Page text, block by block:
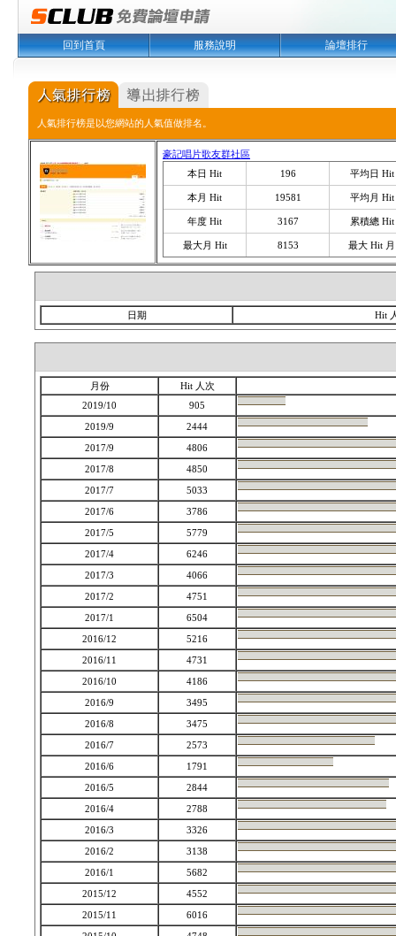
回到首頁 服務說明 論壇排行
人氣排行榜是以您網站的人氣值做排名。
豪記唱片歌友群社區
本日 Hit
196 平均日 Hit
本月 Hit 19581 平均月 Hit
年度 Hit 3167 累積總 Hit
最大月 Hit 8153 最大 Hit 月
日期 Hit
月份
Hit 人次
2019/10
905
2019/9
2444
2017/9
4806
2017/8
4850
2017/7
5033
2017/6
3786
2017/5
5779
2017/4
6246
2017/3
4066
2017/2
4751
2017/1
6504
2016/12
5216
2016/11
4731
2016/10
4186
2016/9
3495
2016/8
3475
2016/7
2573
2016/6
1791
2016/5
2844
2016/4
2788
2016/3
3326
2016/2
3138
2016/1
5682
2015/12
4552
2015/11
6016